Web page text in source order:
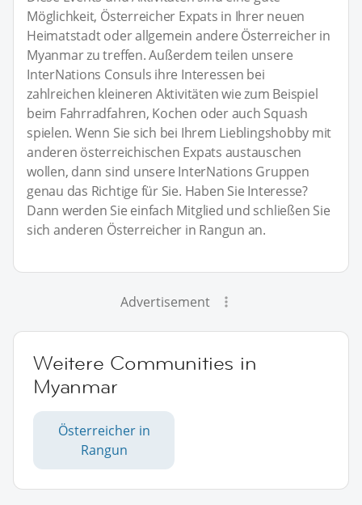
Möglichkeit, Österreicher Expats in Ihrer neuen
Heimatstadt oder allgemein andere Österreicher in
Myanmar zu treffen. Außerdem teilen unsere
InterNations Consuls ihre Interessen bei
zahlreichen kleineren Aktivitäten wie zum Beispiel
beim Fahrradfahren, Kochen oder auch Squash
spielen. Wenn Sie sich bei Ihrem Lieblingshobby mit
anderen österreichischen Expats austauschen
wollen, dann sind unsere InterNations Gruppen
genau das Richtige für Sie. Haben Sie Interesse?
Dann werden Sie einfach Mitglied und schließen Sie
sich anderen Österreicher in Rangun an.
Advertisement
Weitere Communities in
Myanmar
Österreicher in
Rangun